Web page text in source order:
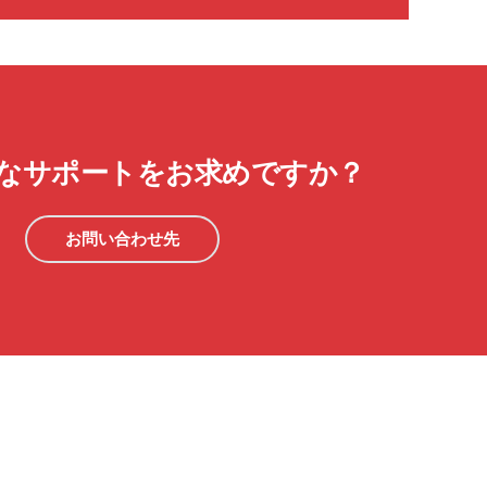
サポートをお求めですか？
お問い合わせ先